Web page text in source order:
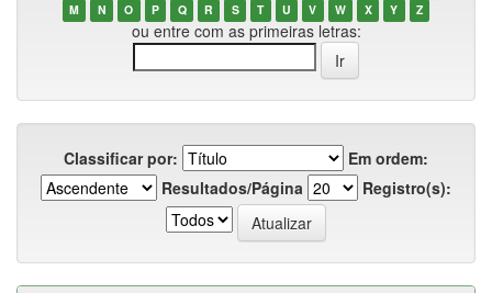
M
N O P Q R S T U V W X Y Z
ou entre com as primeiras letras:
Classificar por:
Em ordem:
Resultados/Página
Registro(s):